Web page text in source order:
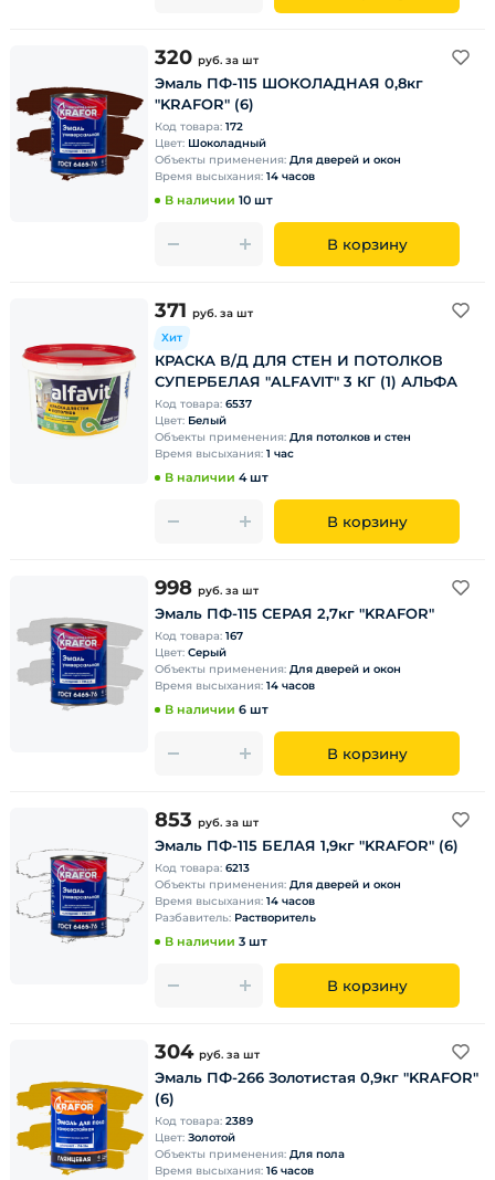
320 руб. за шт
Эмаль ПФ-115 ШОКОЛАДНАЯ 0,8кг
"KRAFOR" (6)
Код товара: 172
Цвет: Шоколадный
Объекты применения: Для дверей и окон
Время высыхания: 14 часов
В наличии 10 шт
В корзину
371 руб. за шт
Хит
КРАСКА В/Д ДЛЯ СТЕН И ПОТОЛКОВ
СУПЕРБЕЛАЯ "ALFAVIT" 3 КГ (1) АЛЬФА
Код товара: 6537
Цвет: Белый
Объекты применения: Для потолков и стен
Время высыхания: 1 час
В наличии 4 шт
В корзину
998 руб. за шт
Эмаль ПФ-115 СЕРАЯ 2,7кг "KRAFOR"
Код товара: 167
Цвет: Серый
Объекты применения: Для дверей и окон
Время высыхания: 14 часов
В наличии 6 шт
В корзину
853 руб. за шт
Эмаль ПФ-115 БЕЛАЯ 1,9кг "KRAFOR" (6)
Код товара: 6213
Объекты применения: Для дверей и окон
Время высыхания: 14 часов
Разбавитель: Растворитель
В наличии 3 шт
В корзину
304 руб. за шт
Эмаль ПФ-266 Золотистая 0,9кг "KRAFOR"
(6)
Код товара: 2389
Цвет: Золотой
Объекты применения: Для пола
Время высыхания: 16 часов